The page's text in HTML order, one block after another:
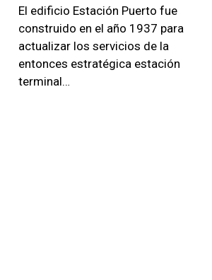
El edificio Estación Puerto fue
construido en el año 1937 para
actualizar los servicios de la
entonces estratégica estación
terminal…